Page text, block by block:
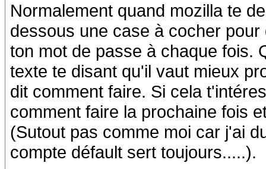
Normalement quand mozilla te
dessous une case à cocher
ton mot de passe à chaque fois.
texte te disant qu'il vaut mieux
dit comment faire. Si cela
comment faire la prochaine fois
(Sutout pas comme moi car j'ai
compte défault sert toujours.....).